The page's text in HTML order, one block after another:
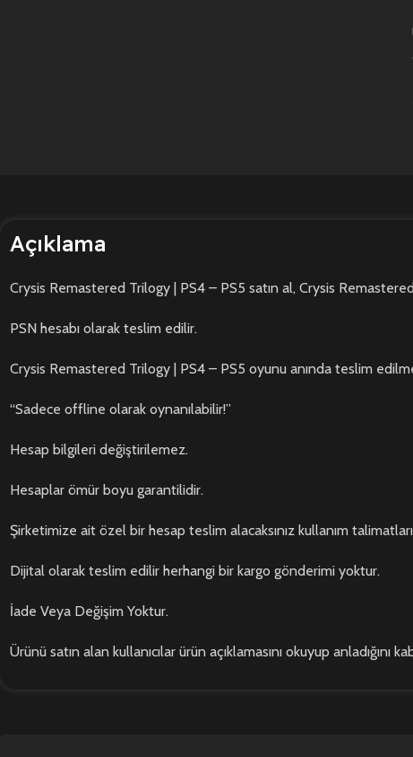
Açıklama
Crysis Remastered Trilogy | PS4 – PS5 satın al, Crysis
PSN hesabı olarak teslim edilir.
Crysis Remastered Trilogy | PS4 – PS5 oyunu anında teslim
“Sadece offline olarak oynanılabilir!”
Hesap bilgileri değiştirilemez.
Hesaplar ömür boyu garantilidir.
Şirketimize ait özel bir hesap teslim alacaksınız kullanım
Dijital olarak teslim edilir herhangi bir kargo gönderimi yoktur.
İade Veya Değişim Yoktur.
Ürünü satın alan kullanıcılar ürün açıklamasını okuyup anladığını